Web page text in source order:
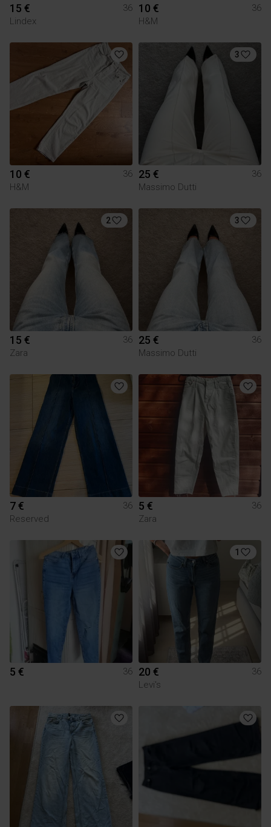
15 €
36
Lindex
10 €
36
H&M
10 €
36
H&M
3
25 €
36
Massimo Dutti
2
15 €
36
Zara
3
25 €
36
Massimo Dutti
7 €
36
Reserved
5 €
36
Zara
5 € 36
1
20 €
36
Levi's